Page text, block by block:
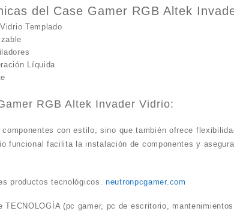
del Case Gamer RGB Altek
Templado
Líquida
RGB Altek Invader Vidrio:
con estilo, sino que también ofrece
funcional facilita la instalación de componentes y
productos tecnológicos.neutronpcgamer.com
(pc gamer, pc de escritorio,